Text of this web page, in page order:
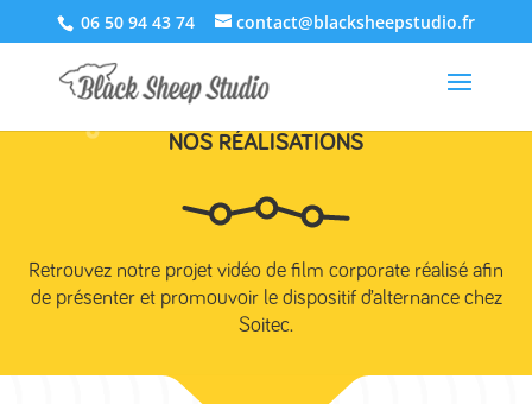
06 50 94 43 74 contact@blacksheepstudio.fr
NOS RÉALISATIONS
Retrouvez notre projet vidéo de film corporate réalisé afin
de présenter et promouvoir le dispositif d’alternance chez
Soitec.